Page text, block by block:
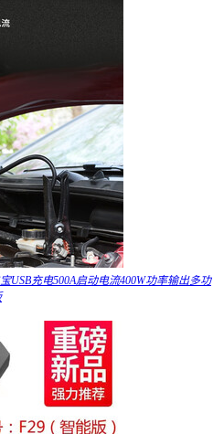
USB充电500A启动电流400W功率输出多功